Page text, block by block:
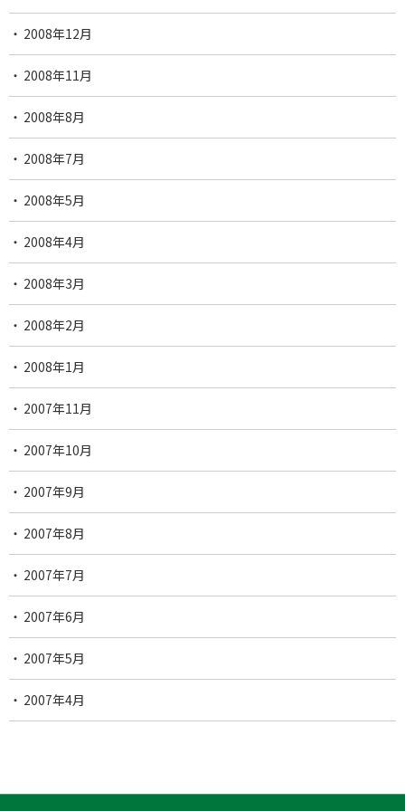
2008年12月
2008年11月
2008年8月
2008年7月
2008年5月
2008年4月
2008年3月
2008年2月
2008年1月
2007年11月
2007年10月
2007年9月
2007年8月
2007年7月
2007年6月
2007年5月
2007年4月